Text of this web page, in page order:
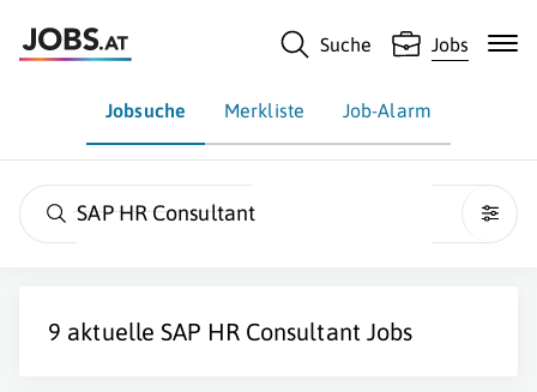
Suche Jobs
Jobsuche Merkliste Job-Alarm
SAP HR Consultant
9 aktuelleSAP HR Consultant Jobs